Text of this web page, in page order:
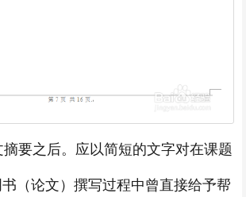
要之后。应以简短的文字对在课题
（论文）撰写过程中曾直接给予帮